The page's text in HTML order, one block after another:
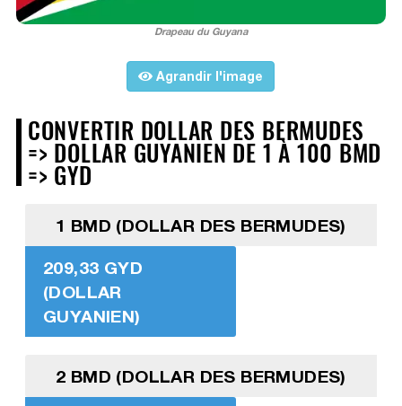
Drapeau du Guyana
Agrandir l'image
CONVERTIR DOLLAR DES BERMUDES
=> DOLLAR GUYANIEN DE 1 À 100 BMD
=> GYD
1 BMD (DOLLAR DES BERMUDES)
209,33 GYD
(DOLLAR
GUYANIEN)
2 BMD (DOLLAR DES BERMUDES)